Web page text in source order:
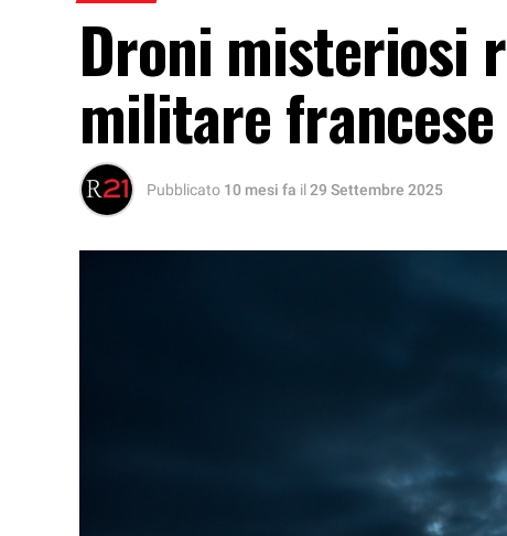
Droni misteriosi
militare francese
Pubblicato 10 mesi fa il29 Settembre 2025